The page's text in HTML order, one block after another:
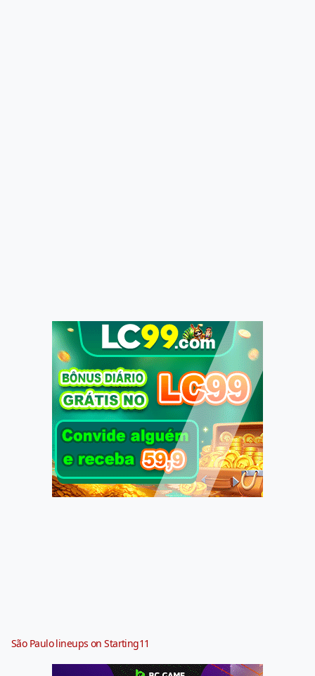
São Paulo lineups on Starting11